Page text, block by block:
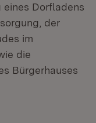
eines Dorfladens
der
im
die
Bürgerhauses